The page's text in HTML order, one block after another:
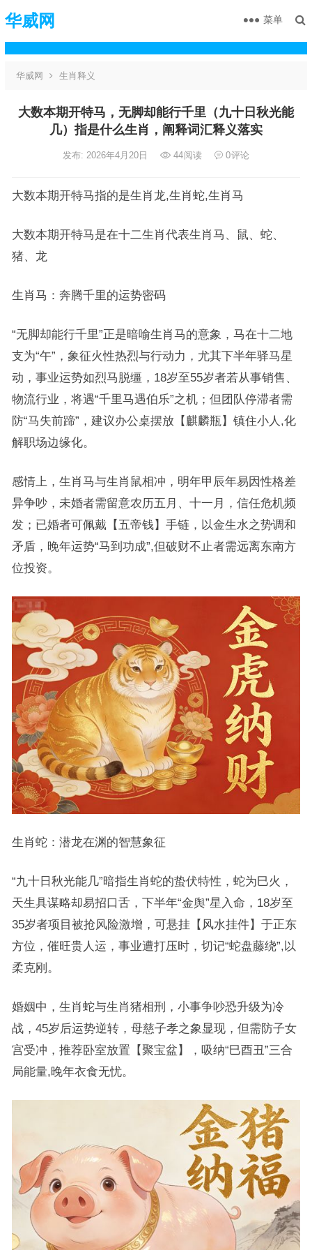
华威网 菜单
华威网 生肖释义
大数本期开特马，无脚却能行千里（九十日秋光能
几）指是什么生肖，阐释词汇释义落实
发布: 2026年4月20日 44阅读 0评论
大数本期开特马指的是生肖龙,生肖蛇,生肖马
大数本期开特马是在十二生肖代表生肖马、鼠、蛇、
猪、龙
生肖马：奔腾千里的运势密码
“无脚却能行千里”正是暗喻生肖马的意象，马在十二地
支为“午”，象征火性热烈与行动力，尤其下半年驿马星
动，事业运势如烈马脱缰，18岁至55岁者若从事销售、
物流行业，将遇“千里马遇伯乐”之机；但团队停滞者需
防“马失前蹄”，建议办公桌摆放【麒麟瓶】镇住小人,化
解职场边缘化。
感情上，生肖马与生肖鼠相冲，明年甲辰年易因性格差
异争吵，未婚者需留意农历五月、十一月，信任危机频
发；已婚者可佩戴【五帝钱】手链，以金生水之势调和
矛盾，晚年运势“马到功成”,但破财不止者需远离东南方
位投资。
生肖蛇：潜龙在渊的智慧象征
“九十日秋光能几”暗指生肖蛇的蛰伏特性，蛇为巳火，
天生具谋略却易招口舌，下半年“金舆”星入命，18岁至
35岁者项目被抢风险激增，可悬挂【风水挂件】于正东
方位，催旺贵人运，事业遭打压时，切记“蛇盘藤绕”,以
柔克刚。
婚姻中，生肖蛇与生肖猪相刑，小事争吵恐升级为冷
战，45岁后运势逆转，母慈子孝之象显现，但需防子女
宫受冲，推荐卧室放置【聚宝盆】，吸纳“巳酉丑”三合
局能量,晚年衣食无忧。